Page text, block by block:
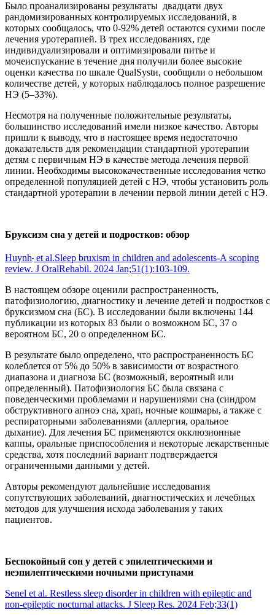
Было проанализированы результаты двадцати двух
рандомизированных контролируемых исследований, в
которых сообщалось, что 0-92% детей остаются сухими после
лечения уротерапией. В трех исследованиях, где
индивидуализировали и оптимизировали питье и
мочеиспускание в течение дня получили более высокие
оценки качества по шкале QualSystи, сообщили о небольшом
количестве детей, у которых наблюдалось полное разрешение
НЭ (5–33%).
Несмотря на полученные положительные результаты,
большинство исследований имели низкое качество. Авторы
пришли к выводу, что в настоящее время недостаточно
доказательств для рекомендации стандартной уротерапии
детям с первичным НЭ в качестве метода лечения первой
линии. Необходимы высококачественные исследования четко
определенной популяцией детей с НЭ, чтобы установить роль
стандартной уротерапии в лечении первой линии детей с НЭ.
Бруксизм сна у детей и подростков: обзор
Huynh et al.Sleep bruxism in children and adolescents-A scoping
review. J OralRehabil. 2024 Jan;51(1):103-109.
В настоящем обзоре оценили распространенность,
патофизиологию, диагностику и лечение детей и подростков с
бруксизмом сна (БС). В исследовании были включены 144
публикации из которых 83 были о возможном БС, 37 о
вероятном БС, 20 о определенном БС.
В результате было определено, что распространенность БС
колеблется от 5% до 50% в зависимости от возрастного
диапазона и диагноза БС (возможный, вероятный или
определенный). Патофизиология БС была связана с
поведенческими проблемами и нарушениями сна (синдром
обструктивного апноэ сна, храп, ночные кошмары, а также с
респираторными заболеваниями (аллергия, оральное
дыхание). Для лечения БС применяются окклюзионные
каппы, оральные приспособления и некоторые лекарственные
средства, хотя последний вариант подтверждается
ограниченными данными у детей.
Авторы рекомендуют дальнейшие исследования
сопутствующих заболеваний, диагностических и лечебных
методов для улучшения исхода заболевания у таких
пациентов.
Беспокойный сон у детей с эпилептическими и
неэпилептическими ночными приступами
Senel et al. Restless sleep disorder in children with epileptic and
non-epileptic nocturnal attacks. J Sleep Res. 2024 Feb;33(1)